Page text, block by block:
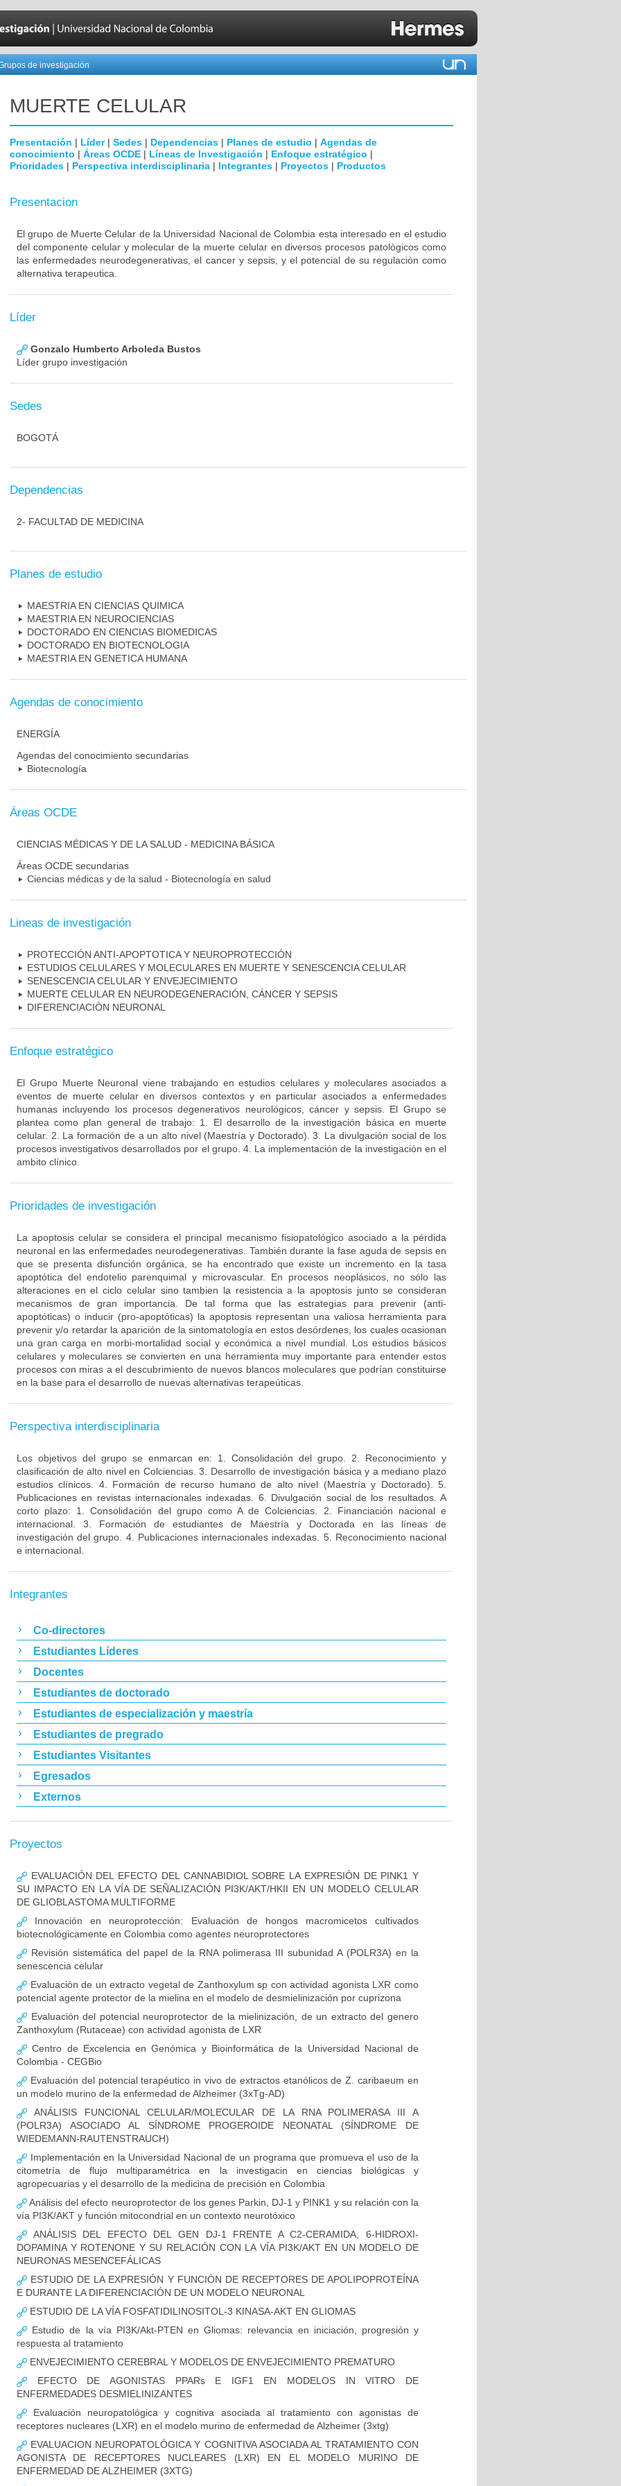
de investigación
MUERTE CELULAR
Presentación | Líder| Sedes | Dependencias | Planes de estudio | Agendas de
conocimiento | Áreas OCDE | Líneas de Investigación | Enfoque estratégico |
Prioridades | Perspectiva interdisciplinaria | Integrantes | Proyectos | Productos
Presentacion
El grupo de Muerte Celular de la Universidad Nacional de Colombia esta interesado en el estudio
del componente celular y molecular de la muerte celular en diversos procesos patològicos como
las enfermedades neurodegenerativas, el cancer y sepsis, y el potencial de su regulaciòn como
alternativa terapeutica.
Líder
Gonzalo Humberto Arboleda Bustos
Líder grupo investigación
Sedes
BOGOTÁ
Dependencias
2- FACULTAD DE MEDICINA
Planes de estudio
MAESTRIA EN CIENCIAS QUIMICA
MAESTRIA EN NEUROCIENCIAS
DOCTORADO EN CIENCIAS BIOMEDICAS
DOCTORADO EN BIOTECNOLOGIA
MAESTRIA EN GENETICA HUMANA
Agendas de conocimiento
ENERGÍA
Agendas del conocimiento secundarias
Biotecnología
Áreas OCDE
CIENCIAS MÉDICAS Y DE LA SALUD - MEDICINA BÁSICA
Áreas OCDE secundarias
Ciencias médicas y de la salud - Biotecnología en salud
Lineas de investigación
PROTECCIÓN ANTI-APOPTOTICA Y NEUROPROTECCIÓN
ESTUDIOS CELULARES Y MOLECULARES EN MUERTE Y SENESCENCIA CELULAR
SENESCENCIA CELULAR Y ENVEJECIMIENTO
MUERTE CELULAR EN NEURODEGENERACIÓN, CÁNCER Y SEPSIS
DIFERENCIACIÒN NEURONAL
Enfoque estratégico
El Grupo Muerte Neuronal viene trabajando en estudios celulares y moleculares asociados a
eventos de muerte celular en diversos contextos y en particular asociados a enfermedades
humanas incluyendo los procesos degenerativos neurológicos, cáncer y sepsis. El Grupo se
plantea como plan general de trabajo: 1. El desarrollo de la investigación básica en muerte
celular. 2. La formación de a un alto nivel (Maestría y Doctorado). 3. La divulgación social de los
procesos investigativos desarrollados por el grupo. 4. La implementación de la investigación en el
ambito clínico.
Prioridades de investigación
La apoptosis celular se considera el principal mecanismo fisiopatológico asociado a la pérdida
neuronal en las enfermedades neurodegenerativas. También durante la fase aguda de sepsis en
que se presenta disfunción orgánica, se ha encontrado que existe un incremento en la tasa
apoptótica del endotelio parenquimal y microvascular. En procesos neoplásicos, no sólo las
alteraciones en el ciclo celular sino tambien la resistencia a la apoptosis junto se consideran
mecanismos de gran importancia. De tal forma que las estrategias para prevenir (anti-
apoptóticas) o inducir (pro-apoptóticas) la apoptosis representan una valiosa herramienta para
prevenir y/o retardar la aparición de la sintomatología en estos desórdenes, los cuales ocasionan
una gran carga en morbi-mortalidad social y económica a nivel mundial. Los estudios básicos
celulares y moleculares se convierten en una herramienta muy importante para entender estos
procesos con miras a el descubrimiento de nuevos blancos moleculares que podrían constituirse
en la base para el desarrollo de nuevas alternativas terapeúticas.
Perspectiva interdisciplinaria
Los objetivos del grupo se enmarcan en: 1. Consolidación del grupo. 2. Reconocimiento y
clasificación de alto nivel en Colciencias. 3. Desarrollo de investigación básica y a mediano plazo
estudios clínicos. 4. Formación de recurso humano de alto nivel (Maestría y Doctorado). 5.
Publicaciones en revistas internacionales indexadas. 6. Divulgación social de los resultados. A
corto plazo: 1. Consolidación del grupo como A de Colciencias. 2. Financiación nacional e
internacional. 3. Formación de estudiantes de Maestría y Doctorada en las líneas de
investigación del grupo. 4. Publicaciones internacionales indexadas. 5. Reconocimiento nacional
e internacional.
Integrantes
Co-directores
Estudiantes Líderes
Docentes
Estudiantes de doctorado
Estudiantes de especialización y maestría
Estudiantes de pregrado
Estudiantes Visitantes
Egresados
Externos
Proyectos
EVALUACIÓN DEL EFECTO DEL CANNABIDIOL SOBRE LA EXPRESIÓN DE PINK1 Y
SU IMPACTO EN LA VÍA DE SEÑALIZACIÓN PI3K/AKT/HKII EN UN MODELO CELULAR
DE GLIOBLASTOMA MULTIFORME
Innovación en neuroprotección: Evaluación de hongos macromicetos cultivados
biotecnológicamente en Colombia como agentes neuroprotectores
Revisión sistemática del papel de la RNA polimerasa III subunidad A (POLR3A) en la
senescencia celular
Evaluación de un extracto vegetal de Zanthoxylum sp con actividad agonista LXR como
potencial agente protector de la mielina en el modelo de desmielinización por cuprizona
Evaluación del potencial neuroprotector de la mielinización, de un extracto del genero
Zanthoxylum (Rutaceae) con actividad agonista de LXR
Centro de Excelencia en Genómica y Bioinformática de la Universidad Nacional de
Colombia - CEGBio
Evaluación del potencial terapéutico in vivo de extractos etanólicos de Z. caribaeum en
un modelo murino de la enfermedad de Alzheimer (3xTg-AD)
ANÁLISIS FUNCIONAL CELULAR/MOLECULAR DE LA RNA POLIMERASA III A
(POLR3A) ASOCIADO AL SÍNDROME PROGEROIDE NEONATAL (SÍNDROME DE
WIEDEMANN-RAUTENSTRAUCH)
Implementación en la Universidad Nacional de un programa que promueva el uso de la
citometría de flujo multiparamétrica en la investigacin en ciencias biológicas y
agropecuarias y el desarrollo de la medicina de precisión en Colombia
Análisis del efecto neuroprotector de los genes Parkin, DJ-1 y PINK1 y su relación con la
vía PI3K/AKT y función mitocondrial en un contexto neurotóxico
ANÁLISIS DEL EFECTO DEL GEN DJ-1 FRENTE A C2-CERAMIDA, 6-HIDROXI-
DOPAMINA Y ROTENONE Y SU RELACIÓN CON LA VÍA PI3K/AKT EN UN MODELO DE
NEURONAS MESENCEFÁLICAS
ESTUDIO DE LA EXPRESIÓN Y FUNCIÓN DE RECEPTORES DE APOLIPOPROTEÍNA
E DURANTE LA DIFERENCIACIÓN DE UN MODELO NEURONAL
ESTUDIO DE LA VÍA FOSFATIDILINOSITOL-3 KINASA-AKT EN GLIOMAS
Estudio de la vía PI3K/Akt-PTEN en Gliomas: relevancia en iniciación, progresión y
respuesta al tratamiento
ENVEJECIMIENTO CEREBRAL Y MODELOS DE ENVEJECIMIENTO PREMATURO
EFECTO DE AGONISTAS PPARs E IGF1 EN MODELOS IN VITRO DE
ENFERMEDADES DESMIELINIZANTES
Evaluación neuropatológica y cognitiva asociada al tratamiento con agonistas de
receptores nucleares (LXR) en el modelo murino de enfermedad de Alzheimer (3xtg)
EVALUACION NEUROPATOLÓGICA Y COGNITIVA ASOCIADA AL TRATAMIENTO CON
AGONISTA DE RECEPTORES NUCLEARES (LXR) EN EL MODELO MURINO DE
ENFERMEDAD DE ALZHEIMER (3XTG)